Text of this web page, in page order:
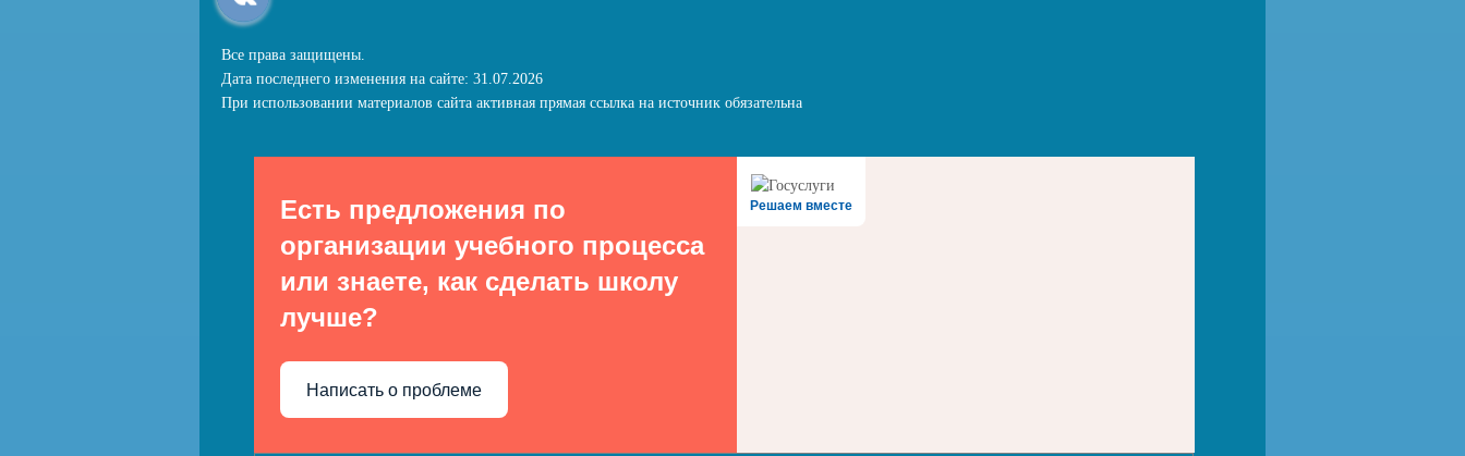
Все права защищены.
Дата последнего изменения на сайте: 31.07.2026
При использовании материалов сайта активная прямая ссылка на источник обязательна
Решаем вместе
Есть предложения по
организации учебного процесса
или знаете, как сделать школу
лучше?
Написать о проблеме